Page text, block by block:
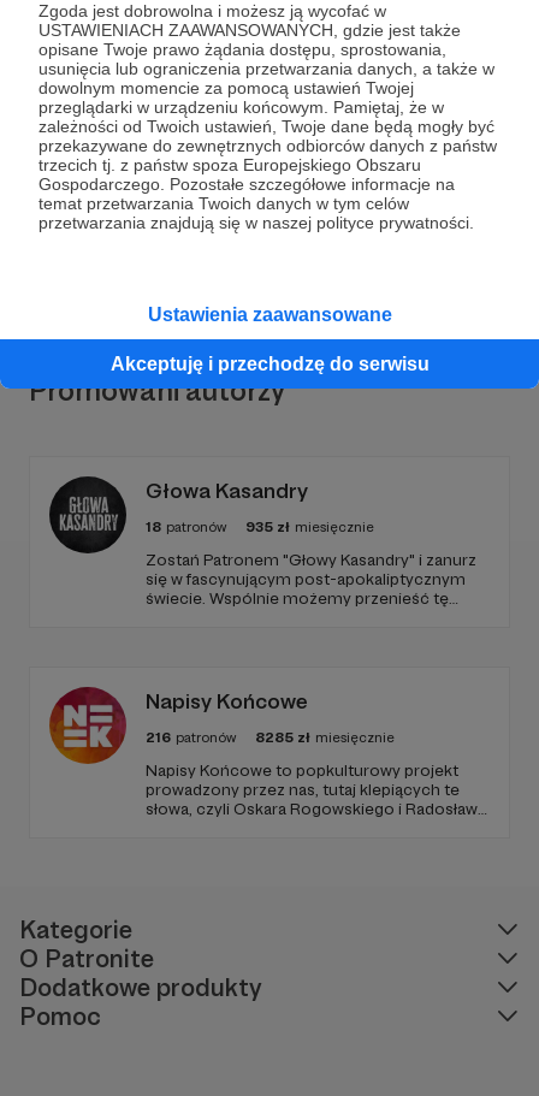
Zgoda jest dobrowolna i możesz ją wycofać w
USTAWIENIACH ZAAWANSOWANYCH, gdzie jest także
opisane Twoje prawo żądania dostępu, sprostowania,
usunięcia lub ograniczenia przetwarzania danych, a także w
dowolnym momencie za pomocą ustawień Twojej
przeglądarki w urządzeniu końcowym. Pamiętaj, że w
zależności od Twoich ustawień, Twoje dane będą mogły być
przekazywane do zewnętrznych odbiorców danych z państw
trzecich tj. z państw spoza Europejskiego Obszaru
Gospodarczego. Pozostałe szczegółowe informacje na
temat przetwarzania Twoich danych w tym celów
przetwarzania znajdują się w naszej polityce prywatności.
Ustawienia zaawansowane
Akceptuję i przechodzę do serwisu
Dołącz do grona Patronów!
Wesprzyj działalność AutoraDamian Drazekjuż teraz!
Promowani autorzy
Głowa Kasandry
18 patronów 935 zł miesięcznie
​Zostań Patronem "Głowy Kasandry" i zanurz
się w fascynującym post-apokaliptycznym
świecie. Wspólnie możemy przenieść tę
Napisy Końcowe
216 patronów 8285 zł miesięcznie
Napisy Końcowe to popkulturowy projekt
prowadzony przez nas, tutaj klepiących te
słowa, czyli Oskara Rogowskiego i Radosława
Kategorie
O Patronite
Dodatkowe produkty
Pomoc